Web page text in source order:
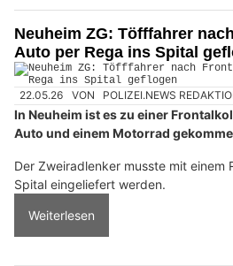
Neuheim ZG: Töfffahrer
Auto per Rega ins Spital
22.05.26 VON POLIZEI.NEWS
In Neuheim ist es zu einer
Auto und einem Motorrad
Der Zweiradlenker musste mit einem
Spital eingeliefert werden.
Weiterlesen